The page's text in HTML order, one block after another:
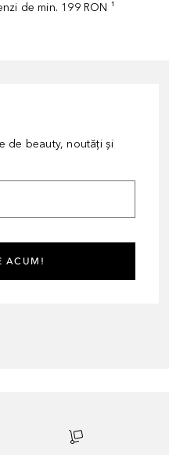
de min. 199 RON ¹
de beauty, noutăți și
ACUM!